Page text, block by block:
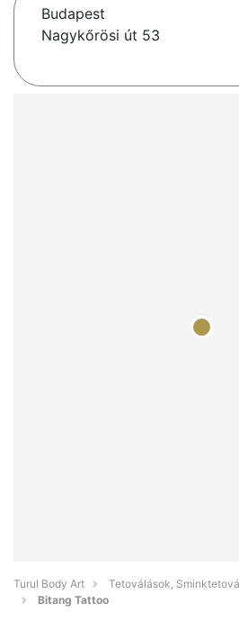
Budapest
Nagykőrösi út 53
Turul Body Art
Tetoválások,
Bitang Tattoo